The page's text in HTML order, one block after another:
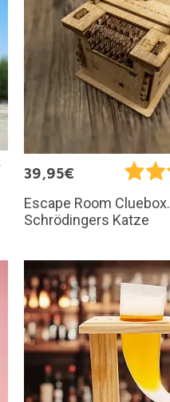
39,95€
Escape Room Cluebox.
Schrödingers Katze